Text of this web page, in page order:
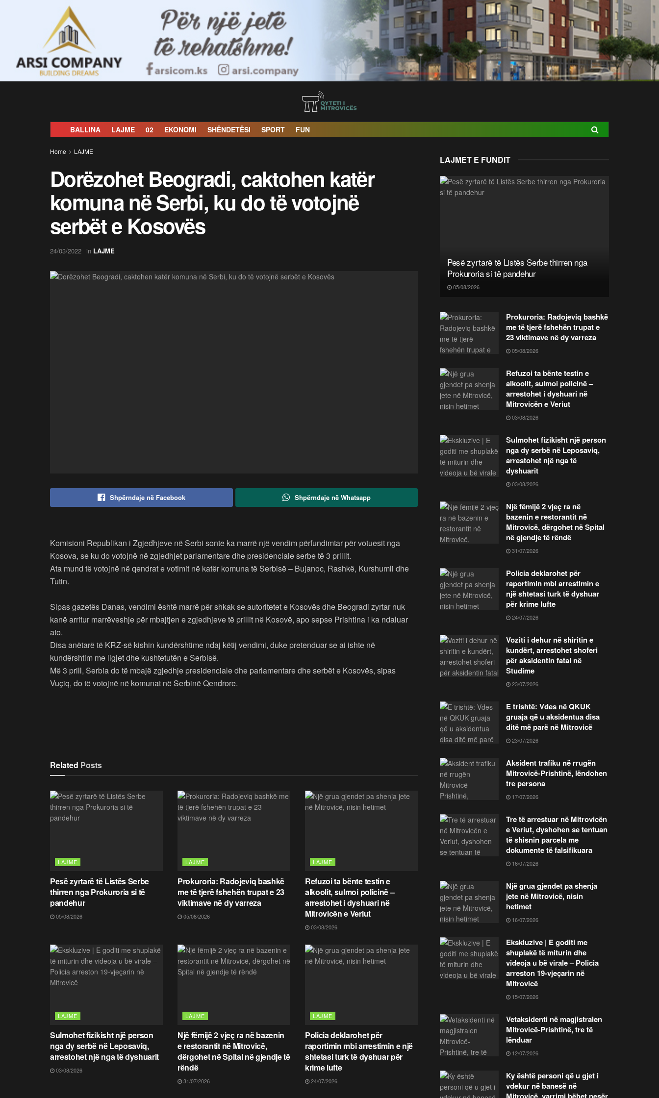
BALLINA LAJME 02 EKONOMI SHËNDETËSI SPORT FUN
Home LAJME
Dorëzohet Beogradi, caktohen katër
komuna në Serbi, ku do të votojnë
serbët e Kosovës
24/03/2022 in LAJME
Shpërndaje në Facebook Shpërndaje në Whatsapp
Komisioni Republikan i Zgjedhjeve në Serbi sonte ka marrë një vendim përfundimtar për votuesit nga
Kosova, se ku do votojnë në zgjedhjet parlamentare dhe presidenciale serbe të 3 prillit.
Ata mund të votojnë në qendrat e votimit në katër komuna të Serbisë – Bujanoc, Rashkë, Kurshumli dhe
Tutin.
Sipas gazetës Danas, vendimi është marrë për shkak se autoritetet e Kosovës dhe Beogradi zyrtar nuk
kanë arritur marrëveshje për mbajtjen e zgjedhjeve të prillit në Kosovë, apo sepse Prishtina i ka ndaluar
ato.
Disa anëtarë të KRZ-së kishin kundërshtime ndaj këtij vendimi, duke pretenduar se ai ishte në
kundërshtim me ligjet dhe kushtetutën e Serbisë.
Më 3 prill, Serbia do të mbajë zgjedhje presidenciale dhe parlamentare dhe serbët e Kosovës, sipas
Vuçiq, do të votojnë në komunat në Serbinë Qendrore.
Related Posts
LAJME
Pesë zyrtarë të Listës Serbe
thirren nga Prokuroria si të
pandehur
05/08/2026
LAJME
Prokuroria: Radojeviq bashkë
me të tjerë fshehën trupat e 23
viktimave në dy varreza
05/08/2026
LAJME
Refuzoi ta bënte testin e
alkoolit, sulmoi policinë –
arrestohet i dyshuari në
Mitrovicën e Veriut
03/08/2026
LAJME
Sulmohet fizikisht një person
nga dy serbë në Leposaviq,
arrestohet një nga të dyshuarit
03/08/2026
LAJME
Një fëmijë 2 vjeç ra në bazenin
e restorantit në Mitrovicë,
dërgohet në Spital në gjendje të
rëndë
31/07/2026
LAJME
Policia deklarohet për
raportimin mbi arrestimin e një
shtetasi turk të dyshuar për
krime lufte
24/07/2026
LAJMET E FUNDIT
Pesë zyrtarë të Listës Serbe thirren nga
Prokuroria si të pandehur
05/08/2026
Prokuroria: Radojeviq bashkë
me të tjerë fshehën trupat e
23 viktimave në dy varreza
05/08/2026
Refuzoi ta bënte testin e
alkoolit, sulmoi policinë –
arrestohet i dyshuari në
Mitrovicën e Veriut
03/08/2026
Sulmohet fizikisht një person
nga dy serbë në Leposaviq,
arrestohet një nga të
dyshuarit
03/08/2026
Një fëmijë 2 vjeç ra në
bazenin e restorantit në
Mitrovicë, dërgohet në Spital
në gjendje të rëndë
31/07/2026
Policia deklarohet për
raportimin mbi arrestimin e
një shtetasi turk të dyshuar
për krime lufte
24/07/2026
Voziti i dehur në shiritin e
kundërt, arrestohet shoferi
për aksidentin fatal në
Studime
23/07/2026
E trishtë: Vdes në QKUK
gruaja që u aksidentua disa
ditë më parë në Mitrovicë
23/07/2026
Aksident trafiku në rrugën
Mitrovicë-Prishtinë, lëndohen
tre persona
17/07/2026
Tre të arrestuar në Mitrovicën
e Veriut, dyshohen se tentuan
të shisnin parcela me
dokumente të falsifikuara
16/07/2026
Një grua gjendet pa shenja
jete në Mitrovicë, nisin
hetimet
16/07/2026
Ekskluzive | E goditi me
shuplakë të miturin dhe
videoja u bë virale – Policia
arreston 19-vjeçarin në
Mitrovicë
15/07/2026
Vetaksidenti në magjistralen
Mitrovicë-Prishtinë, tre të
lënduar
12/07/2026
Ky është personi që u gjet i
vdekur në banesë në